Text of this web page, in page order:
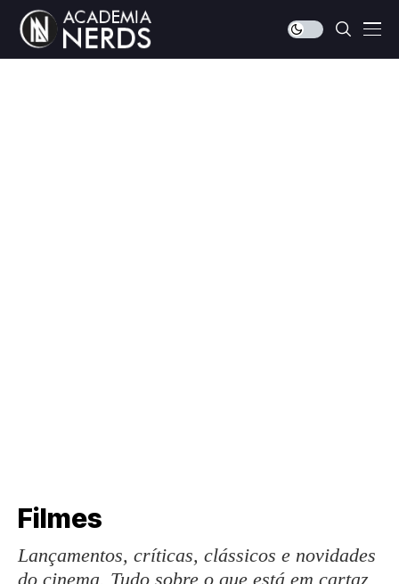
Filmes
Lançamentos, críticas, clássicos e novidades
do cinema. Tudo sobre o que está em cartaz